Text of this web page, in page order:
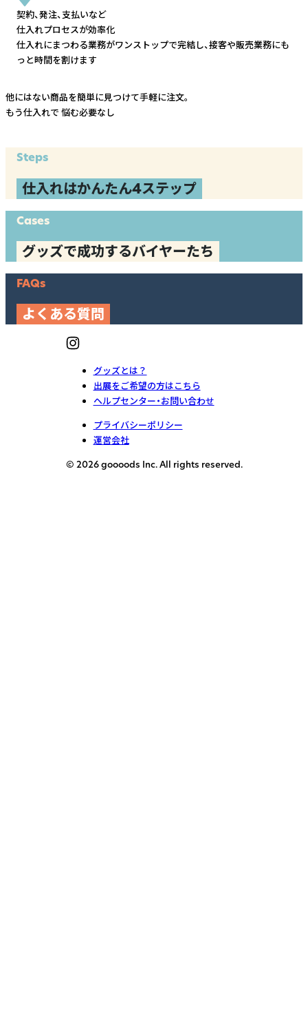
契約、発注、支払いなど
仕入れプロセスが効率化
仕入れにまつわる業務がワンストップで完結し、接客や販売業務にも
っと時間を割けます
他にはない商品を簡単に見つけて手軽に注文。
もう仕入れで 悩む必要なし
Steps
仕入れはかんたん4ステップ
Cases
グッズで成功するバイヤーたち
FAQs
よくある質問
グッズとは？
出展をご希望の方はこちら
ヘルプセンター・お問い合わせ
プライバシーポリシー
運営会社
© 2026 goooods Inc. All rights reserved.